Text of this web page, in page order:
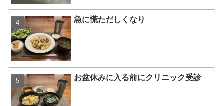
急に慌ただしくなり
お盆休みに入る前にクリニック受診